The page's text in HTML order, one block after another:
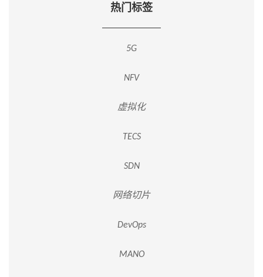
热门标签
5G
NFV
虚拟化
TECS
SDN
网络切片
DevOps
MANO